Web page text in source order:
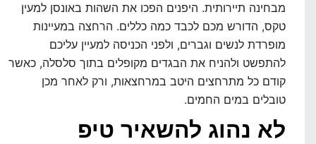
מבחינה תיירותית. היפנים הפכו את השהות באונסן למעין
טקס, הדורש מכם לכבד כמה כללים. הרחצה במעיינות
מופרדת לנשים וגברים, ולפני הכניסה למעיין עליכם
להתפשט ולהניח את הבגדים מקופלים בתוך סלסלה, כאשר
קודם כל מתרחצים היטב במרחצאות, ורק לאחר מכן
טובלים במים החמים.
לא נהוג להשאיר טיפ